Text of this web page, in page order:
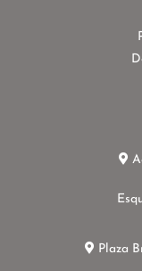
Plaza